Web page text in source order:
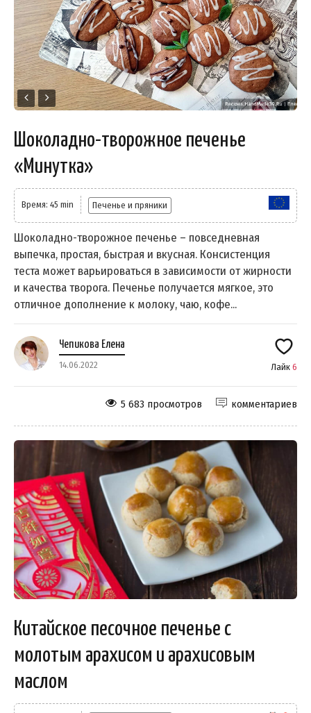
Шоколадно-творожное печенье
«Минутка»
Время: 45 min Печенье и пряники
Шоколадно-творожное печенье – повседневная
выпечка, простая, быстрая и вкусная. Консистенция
теста может варьироваться в зависимости от жирности
и качества творога. Печенье получается мягкое, это
отличное дополнение к молоку, чаю, кофе...
Чепикова Елена
14.06.2022 Лайк 6
комментариев
5 683 просмотров
Китайское песочное печенье с
молотым арахисом и арахисовым
маслом